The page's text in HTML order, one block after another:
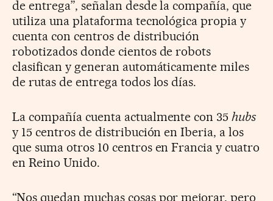
de entrega”, señalan desde la compañía, que
utiliza una plataforma tecnológica propia y
cuenta con centros de distribución
robotizados donde cientos de robots
clasifican y generan automáticamente miles
de rutas de entrega todos los días.
La compañía cuenta actualmente con 35hubs
y 15 centros de distribución en Iberia, a los
que suma otros 10 centros en Francia y cuatro
en Reino Unido.
“Nos quedan muchas cosas por mejorar, pero